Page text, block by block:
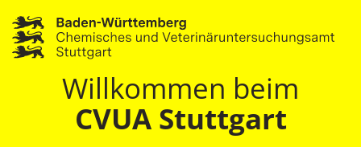
Willkommen beim
CVUA Stuttgart